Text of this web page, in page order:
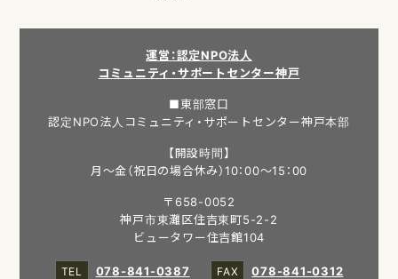
運営：認定NPO法人
コミュニティ・サポートセンター神戸
■東部窓口
認定NPO法人コミュニティ・サポートセンター神戸本部
【開設時間】
月～金（祝日の場合休み）10：00～15：00
〒658-0052
神戸市東灘区住吉東町5-2-2
ビュータワー住吉館104
078-841-0387
078-841-0312